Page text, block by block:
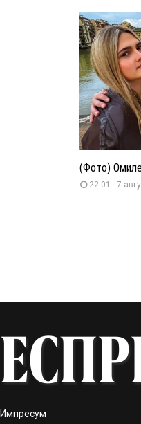
(Фото)
22:01 - 7
Импресум